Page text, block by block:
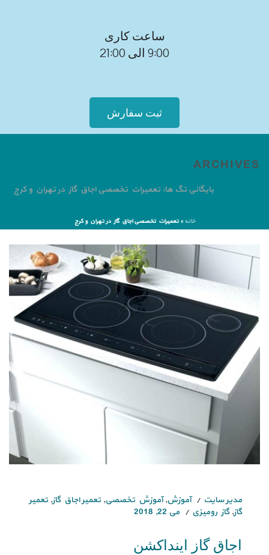
ساعت کاری
9:00 الی 21:00
ثبت سفارش
ARCHIVES
بایگانی تگ ها: تعمیرات تخصصی اجاق گاز در تهران و کرج
خانه »تعمیرات تخصصی اجاق گاز در تهران و کرج
مدیر سایت آموزش,آموزش تخصصی, تعمیر اجاق گاز, تعمیر
گاز,گاز رومیزی می 22, 2018
اجاق گاز اینداکشن